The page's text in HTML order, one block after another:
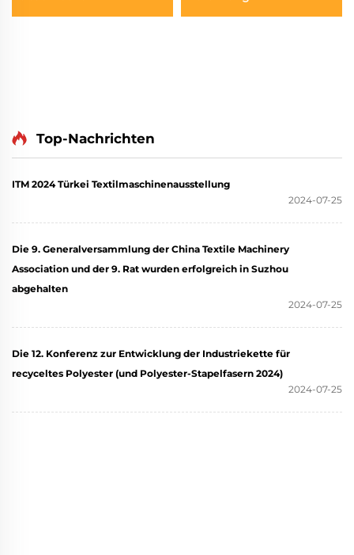
Top-Nachrichten
ITM 2024 Türkei Textilmaschinenausstellung
2024-07-25
Die 9. Generalversammlung der China Textile Machinery
Association und der 9. Rat wurden erfolgreich in Suzhou
abgehalten
2024-07-25
Die 12. Konferenz zur Entwicklung der Industriekette für
recyceltes Polyester (und Polyester-Stapelfasern 2024)
2024-07-25